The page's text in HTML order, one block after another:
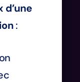
d’une
: